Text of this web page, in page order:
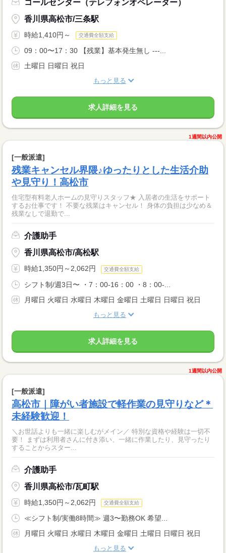
コールセンター（テレフォンオペレーター）
香川県高松市/三条駅
時給1,410円～ 交通費全額支給
09：00〜17：30 【残業】基本発生無し ---...
土曜日 日曜日 祝日
もっと見る
求人詳細を見る
1週間以内公開
[一般派遣]
残業キャンセル界隈♪ゆったりとした生活介助
や見守り！高松市
住宅型有料老人ホームの見守りスタッフ★ 入居者の生活をサポート
するお仕事です！ 不要な残業はキャンセル！ 身体の負担は少なめ＆
残業なしで退勤で...
介護助手
香川県高松市/高松駅
時給1,350円～2,062円 交通費全額支給
シフト制/週3日〜 ・7：00-16：00 ・8：00-...
月曜日 火曜日 水曜日 木曜日 金曜日 土曜日 日曜日 祝日
もっと見る
求人詳細を見る
1週間以内公開
[一般派遣]
高松市｜障がい者施設で軽作業の見守りなど＊
未経験歓迎！
＼お世話よりも一緒に楽しむがメイン／ 特別な資格や経験は一切不
要！ まずは利用者さんに付き添い、一緒に作業したり、見守ったり
することからスター...
介護助手
香川県高松市/瓦町駅
時給1,350円～2,062円 交通費全額支給
≪シフト制/実働8時間≫ 週3〜勤務OK 希望...
月曜日 火曜日 水曜日 木曜日 金曜日 土曜日 日曜日 祝日
もっと見る